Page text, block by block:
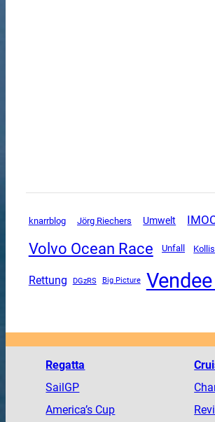
knarrblog Jörg Riechers Umwelt
Volvo Ocean Race Unfall
Rettung DGzRS Big Picture
Regatta
SailGP
America’s Cup